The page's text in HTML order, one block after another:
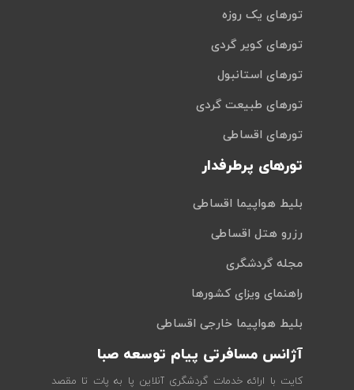
تورهای یک روزه
تورهای کویر گردی
تورهای استانبول
تورهای طبیعت گردی
تورهای اقساطی
تورهای پرطرفدار
بلیط هواپیما اقساطی
رزرو هتل اقساطی
مجله گردشگری
راهنمای ویزای کشورها
بلیط هواپیما خارجی اقساطی
آژانس مسافرتی پیام توسعه صبا
کایت با ارائه خدمات گردشگری آنلاین پا به پات تا مقصد